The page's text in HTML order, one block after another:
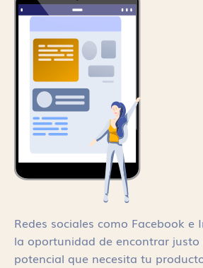
Redes sociales como Facebook e
la oportunidad de encontrar justo
potencial que necesita tu